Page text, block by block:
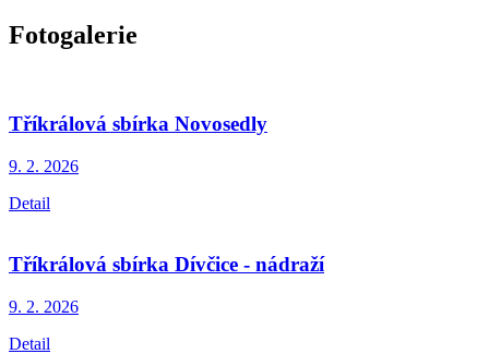
Fotogalerie
Tříkrálová sbírka Novosedly
9. 2. 2026
Detail
Tříkrálová sbírka Dívčice - nádraží
9. 2. 2026
Detail